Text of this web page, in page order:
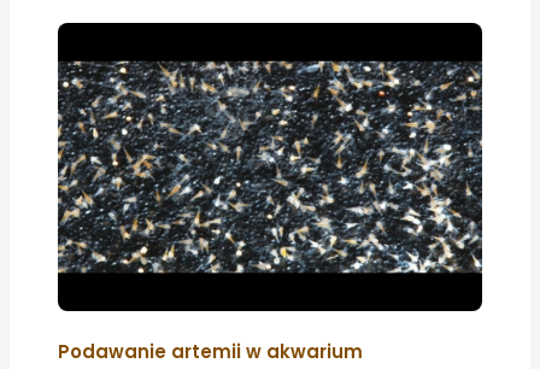
Podawanie artemii w akwarium